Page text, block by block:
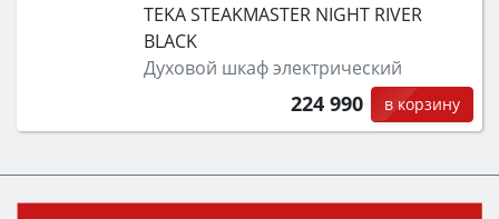
TEKA STEAKMASTER NIGHT RIVER
BLACK
Духовой шкаф электрический
224 990 в корзину